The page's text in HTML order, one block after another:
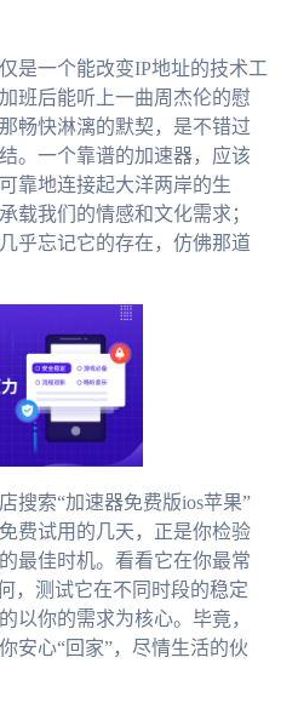
是一个能改变IP地址的技术工
班后能听上一曲周杰伦的慰
畅快淋漓的默契，是不错过
。一个靠谱的加速器，应该
靠地连接起大洋两岸的生
载我们的情感和文化需求；
乎忘记它的存在，仿佛那道
搜索“加速器免费版ios苹果”
费试用的几天，正是你检验
最佳时机。看看它在你最常
，测试它在不同时段的稳定
以你的需求为核心。毕竟，
安心“回家”，尽情生活的伙